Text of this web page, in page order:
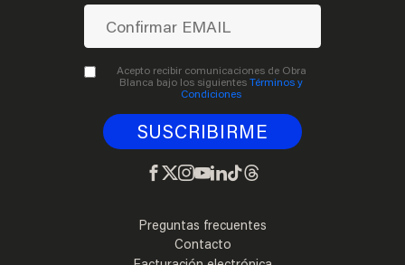
Preguntas frecuentes
Contacto
Acepto recibir comunicaciones de Obra
Blanca bajo los siguientesTérminos y
Condiciones